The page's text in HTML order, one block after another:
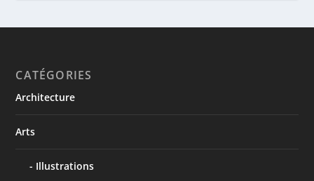
CATÉGORIES
Architecture
Arts
Illustrations